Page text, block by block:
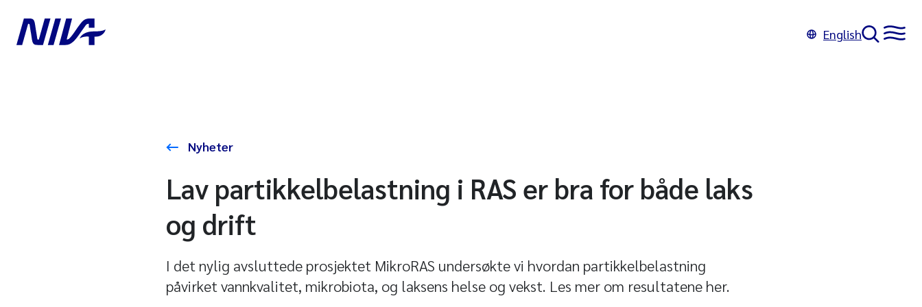
English
Nyheter
Lav partikkelbelastning i RAS er bra for både laks
og drift
I det nylig avsluttede prosjektet MikroRAS undersøkte vi hvordan partikkelbelastning
påvirket vannkvalitet, mikrobiota, og laksens helse og vekst. Les mer om resultatene her.